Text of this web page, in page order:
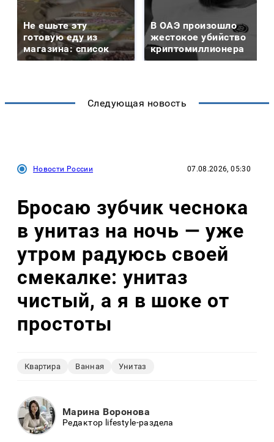
Не ешьте эту
готовую еду из
магазина: список
В ОАЭ произошло
жестокое убийство
криптомиллионера
Следующая новость
Новости России 07.08.2026, 05:30
Бросаю зубчик чеснока
в унитаз на ночь — уже
утром радуюсь своей
смекалке: унитаз
чистый, а я в шоке от
простоты
Квартира Ванная Унитаз
Марина Воронова
Редактор lifestyle-раздела